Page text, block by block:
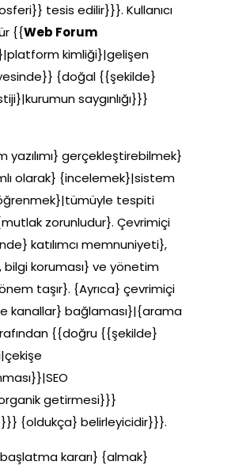
tesis edilir}}}. Kullanıcı
{{Web Forum
kimliği}|gelişen
{doğal {{şekilde}
saygınlığı}}}
yazılımı} gerçekleştirebilmek}
olarak} {incelemek}|sistem
tespiti
zorunludur}. Çevrimiçi
katılımcı memnuniyeti},
koruması} ve yönetim
taşır}. {Ayrıca} çevrimiçi
kanallar} bağlaması}|{arama
{{doğru {{şekilde}
getirmesi}}}
{oldukça} belirleyicidir}}}.
başlatma kararı} {almak}